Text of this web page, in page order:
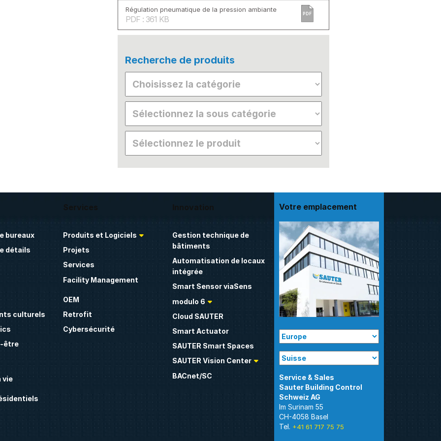
Régulation pneumatique de la pression ambiante
PDF : 361 KB
PDF
Recherche de produits
bureaux
détails
culturels
être
vie
Services
Produits et Logiciels
Projets
Services
Facility Management
OEM
Retrofit
Cybersécurité
Innovation
Gestion technique de
bâtiments
Automatisation de locaux
intégrée
Smart Sensor viaSens
modulo 6
Cloud SAUTER
Smart Actuator
SAUTER Smart Spaces
SAUTER Vision Center
BACnet/SC
Votre emplacement
Sauter Building Control
Im Surinam 55
CH-4058 Basel
Tel. +41 61 717 75 75